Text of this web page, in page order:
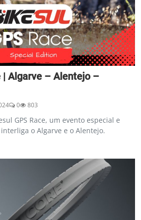
| Algarve – Alentejo –
0 803
GPS Race, um evento especial e
o Algarve e o Alentejo.